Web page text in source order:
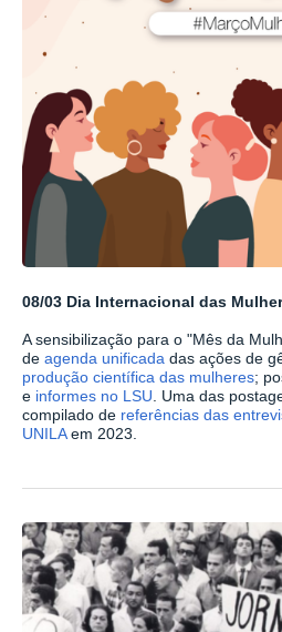
08/03 Dia Internacional das
A sensibilização para o "Mês da
de agenda unificada das ações de
produção científica das mulheres;
e informes no LSU. Uma das
compilado de referências das
UNILAem 2023.